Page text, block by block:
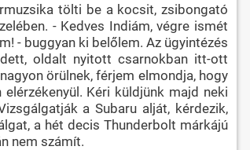
tölti be a kocsit, zsibongató
- Kedves Indiám, végre ismét
- buggyan ki belőlem. Az ügyintézés
oldalt nyitott csarnokban itt-ott
örülnek, férjem elmondja, hogy
Kéri küldjünk majd neki
a Subaru alját, kérdezik,
a hét decis Thunderbolt márkájú
nem számít.